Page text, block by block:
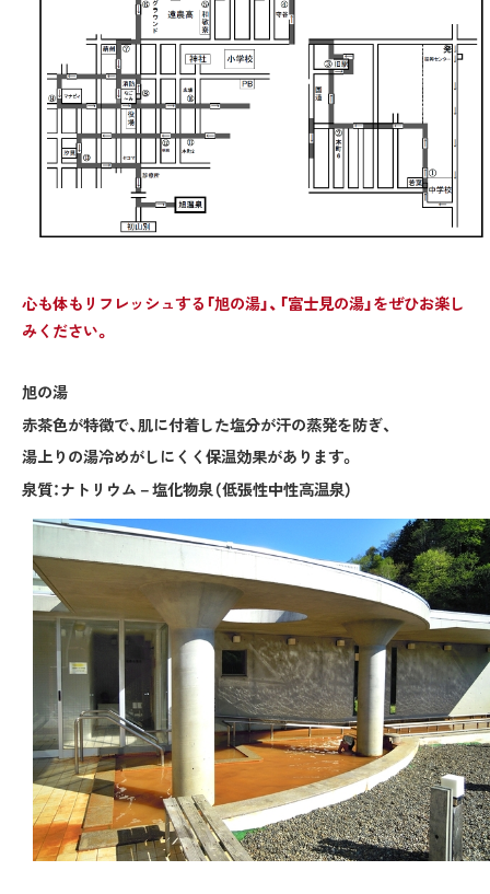
心も体もリフレッシュする「旭の湯」、「富士見の湯」をぜひお楽し
みください。
旭の湯
赤茶色が特徴で、肌に付着した塩分が汗の蒸発を防ぎ、
湯上りの湯冷めがしにくく保温効果があります。
泉質：ナトリウム－塩化物泉（低張性中性高温泉）